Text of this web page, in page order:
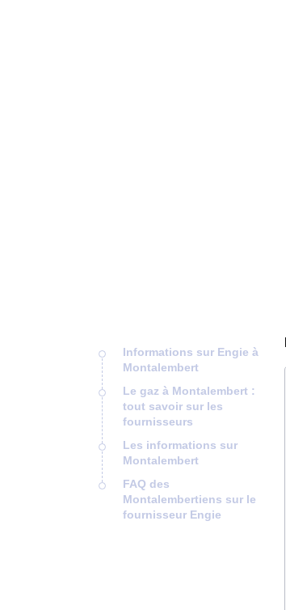
Informations sur Engie à
Montalembert
Le gaz à Montalembert :
tout savoir sur les
fournisseurs
Les informations sur
Montalembert
FAQ des
Montalembertiens sur le
fournisseur Engie